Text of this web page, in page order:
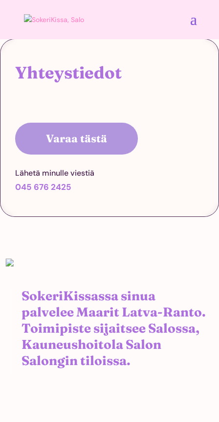
Yhteystiedot
Varaa tästä
Lähetä minulle viestiä
045 676 2425
SokeriKissassa sinua
palvelee Maarit Latva-Ranto.
Toimipiste sijaitsee Salossa,
Kauneushoitola Salon
Salongin tiloissa.